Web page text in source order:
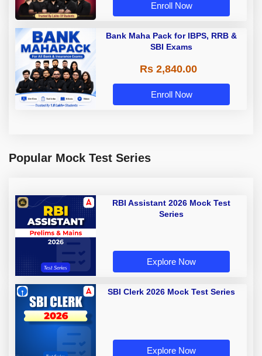
Enroll Now
Bank Maha Pack for IBPS, RRB &
SBI Exams
Rs 2,840.00
Enroll Now
Popular Mock Test Series
RBI Assistant 2026 Mock Test
Series
Explore Now
SBI Clerk 2026 Mock Test Series
Explore Now